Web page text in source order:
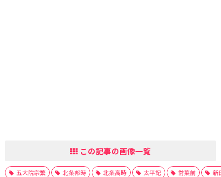
この記事の画像一覧
五大院宗繁 北条邦時 北条高時 太平記 常葉前 新